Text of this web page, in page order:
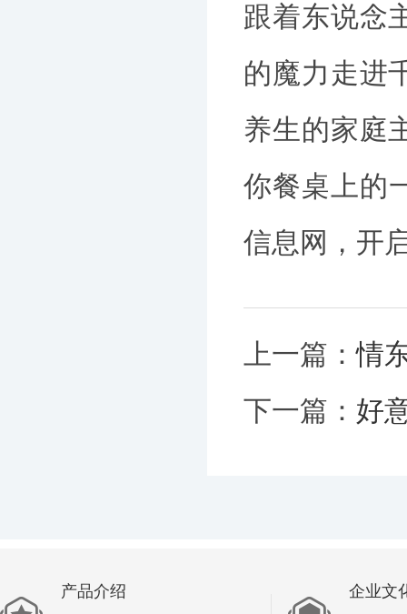
跟着东说念
的魔力走进
养生的家庭
你餐桌上的
信息网，开
上一篇：情
下一篇： 好
产品介绍 企业文